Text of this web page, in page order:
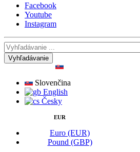
Facebook
Youtube
Instagram
Vyhľadávanie
Slovenčina
English
Česky
EUR
Euro (EUR)
Pound (GBP)